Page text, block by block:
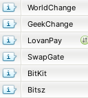
WorldChange
GeekChange
LovanPay
SwapGate
BitKit
Bitsz